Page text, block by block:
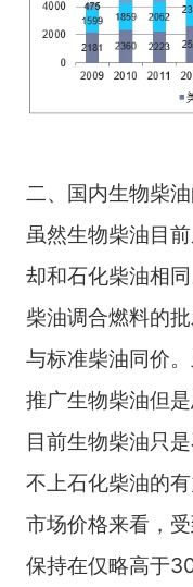
二、国内生物柴
虽然生物柴油目
却和石化柴油相
柴油调合燃料的
与标准柴油同价
推广生物柴油但
目前生物柴油只
不上石化柴油的
市场价格来看，
保持在仅略高于